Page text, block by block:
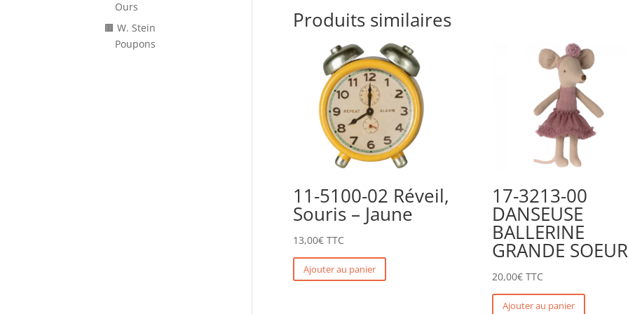
Produits similaires
11-5100-02 Réveil,
Souris – Jaune
13,00€ TTC
Ajouter au panier
17-3213-00
DANSEUSE
BALLERINE
GRANDE SOEUR
20,00€ TTC
Ajouter au panier
Ours
🟫 W. Stein
Poupons